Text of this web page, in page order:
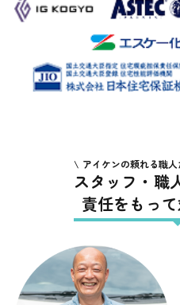
アイケンの頼れる職
スタッフ・職
責任をもっ